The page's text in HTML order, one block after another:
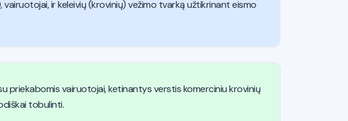
ir keleivių (krovinių) vežimo tvarką užtikrinant eismo
su priekabomis vairuotojai, ketinantys verstis komerciniu krovinių
tobulinti.